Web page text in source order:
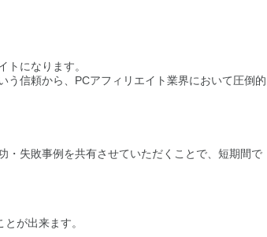
トになります。
う信頼から、PCアフィリエイト業界において圧倒的
・失敗事例を共有させていただくことで、短期間で
が出来ます。